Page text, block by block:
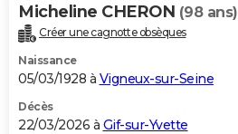
Micheline CHERON (98 ans)
Créer une cagnotte obsèques
Naissance
05/03/1928 à Vigneux-sur-Seine
Décès
22/03/2026 à Gif-sur-Yvette